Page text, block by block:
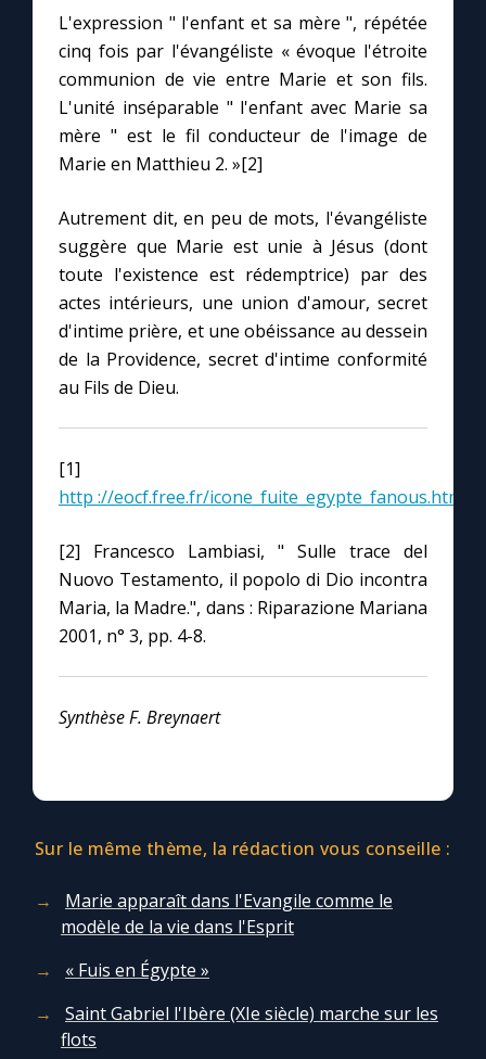
1000 Raisons de Croire
Chapelet pour le monde
Contact
Faire un don
Marie de Nazareth
L'expression " l'enfant et sa mère ", répétée
cinq fois par l'évangéliste « évoque l'étroite
communion de vie entre Marie et son fils.
L'unité inséparable " l'enfant avec Marie sa
mère " est le fil conducteur de l'image de
Marie en Matthieu 2. »[2]
Autrement dit, en peu de mots, l'évangéliste
suggère que Marie est unie à Jésus (dont
toute l'existence est rédemptrice) par des
actes intérieurs, une union d'amour, secret
d'intime prière, et une obéissance au dessein
de la Providence, secret d'intime conformité
au Fils de Dieu.
[1]
http ://eocf.free.fr/icone_fuite_egypte_fanous.htm
[2] Francesco Lambiasi, " Sulle trace del
Nuovo Testamento, il popolo di Dio incontra
Maria, la Madre.", dans : Riparazione Mariana
2001, n° 3, pp. 4-8.
Synthèse F. Breynaert
Sur le même thème, la rédaction vous conseille :
Marie apparaît dans l'Evangile comme le
modèle de la vie dans l'Esprit
« Fuis en Égypte »
Saint Gabriel l'Ibère (XIe siècle) marche sur les
flots